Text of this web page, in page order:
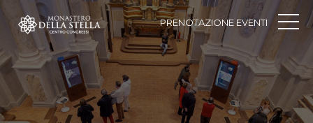
PRENOTAZIONE EVENTI